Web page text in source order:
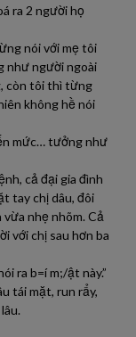
ra 2 người họ
nói với mẹ tôi
như người ngoài
còn tôi thì từng
không hề nói
mức… tưởng như
cả đại gia đình
tay chị dâu, đôi
nhẹ nhõm. Cả
với chị sau hơn ba
ra b=í m;/ật này.”
tái mặt, run rẩy,